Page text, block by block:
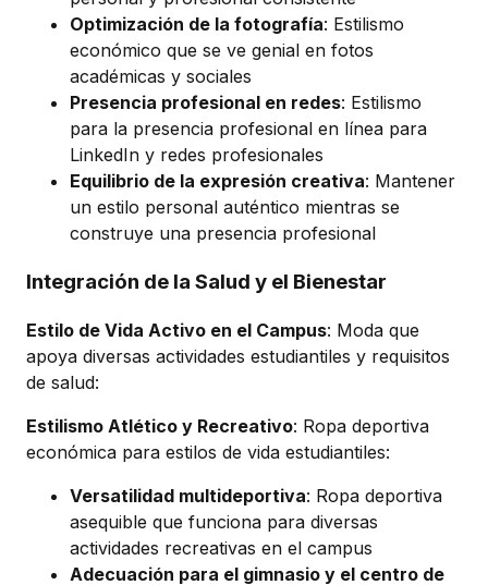
Optimización de la fotografía: Estilismo
económico que se ve genial en fotos
académicas y sociales
Presencia profesional en redes: Estilismo
para la presencia profesional en línea para
LinkedIn y redes profesionales
Equilibrio de la expresión creativa: Mantener
un estilo personal auténtico mientras se
construye una presencia profesional
Integración de la Salud y el Bienestar
Estilo de Vida Activo en el Campus: Moda que
apoya diversas actividades estudiantiles y requisitos
de salud:
Estilismo Atlético y Recreativo: Ropa deportiva
económica para estilos de vida estudiantiles:
Versatilidad multideportiva: Ropa deportiva
asequible que funciona para diversas
actividades recreativas en el campus
Adecuación para el gimnasio y el centro de